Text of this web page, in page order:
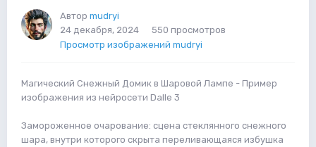
Автор mudryi
24 декабря, 2024
550 просмотров
Просмотр изображений mudryi
Магический Снежный Домик в Шаровой Лампе - Пример
изображения из нейросети Dalle 3
Замороженное очарование: сцена стеклянного снежного
шара, внутри которого скрыта переливающаяся избушка